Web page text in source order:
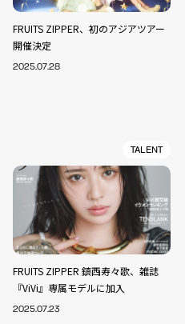
FRUITS ZIPPER、初のアジアツアー
開催決定
2025.07.28
TALENT
FRUITS ZIPPER 鎮西寿々歌、雑誌
『ViVi』専属モデルに加入
2025.07.23